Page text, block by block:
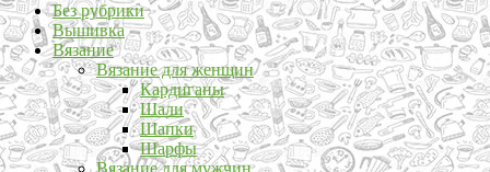
Без рубрики
Вышивка
Вязание
Вязание для женщин
Кардиганы
Шали
Шапки
Шарфы